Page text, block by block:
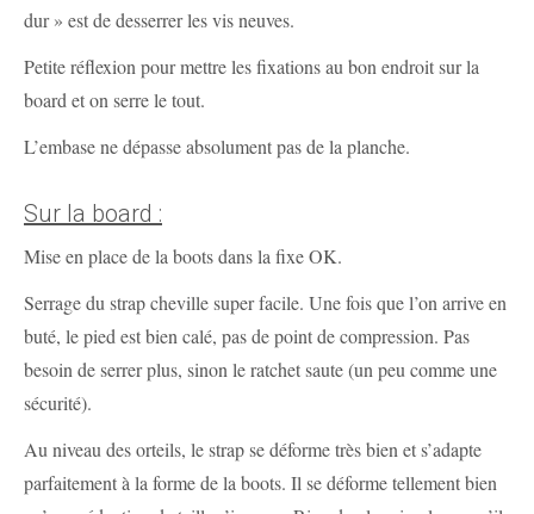
dur » est de desserrer les vis neuves.
Petite réflexion pour mettre les fixations au bon endroit sur la
board et on serre le tout.
L’embase ne dépasse absolument pas de la planche.
Sur la board :
Mise en place de la boots dans la fixe OK.
Serrage du strap cheville super facile. Une fois que l’on arrive en
buté, le pied est bien calé, pas de point de compression. Pas
besoin de serrer plus, sinon le ratchet saute (un peu comme une
sécurité).
Au niveau des orteils, le strap se déforme très bien et s’adapte
parfaitement à la forme de la boots. Il se déforme tellement bien